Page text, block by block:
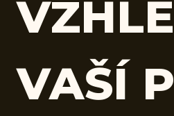
VAŠÍ